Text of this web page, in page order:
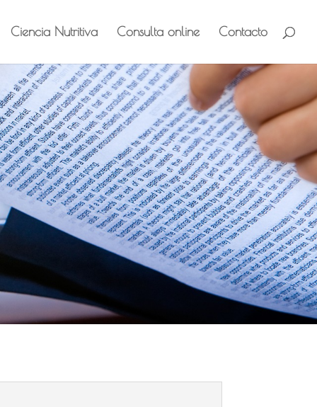
Ciencia Nutritiva Consulta online Contacto